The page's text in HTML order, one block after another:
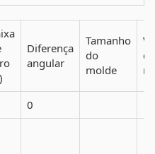
Diferença
angular
Tamanho
do
molde
do
0